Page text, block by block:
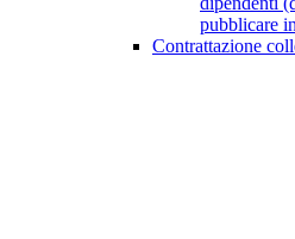
pubblicare
Contrattazione